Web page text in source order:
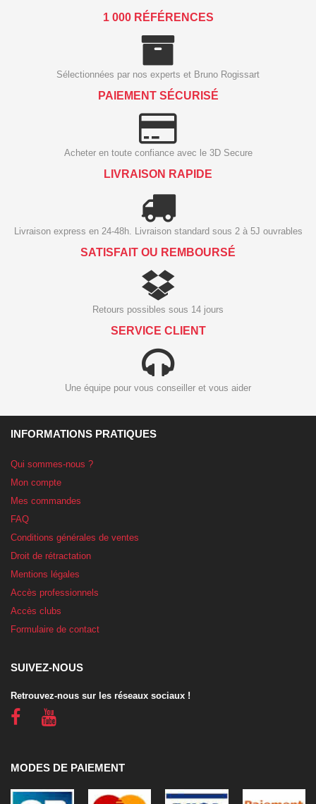
1 000 RÉFÉRENCES
Sélectionnées par nos experts et Bruno Rogissart
PAIEMENT SÉCURISÉ
Acheter en toute confiance avec le 3D Secure
LIVRAISON RAPIDE
Livraison express en 24-48h. Livraison standard sous 2 à 5J ouvrables
SATISFAIT OU REMBOURSÉ
Retours possibles sous 14 jours
SERVICE CLIENT
Une équipe pour vous conseiller et vous aider
INFORMATIONS PRATIQUES
Qui sommes-nous ?
Mon compte
Mes commandes
FAQ
Conditions générales de ventes
Droit de rétractation
Mentions légales
Accès professionnels
Accès clubs
Formulaire de contact
SUIVEZ-NOUS
Retrouvez-nous sur les réseaux sociaux !
MODES DE PAIEMENT